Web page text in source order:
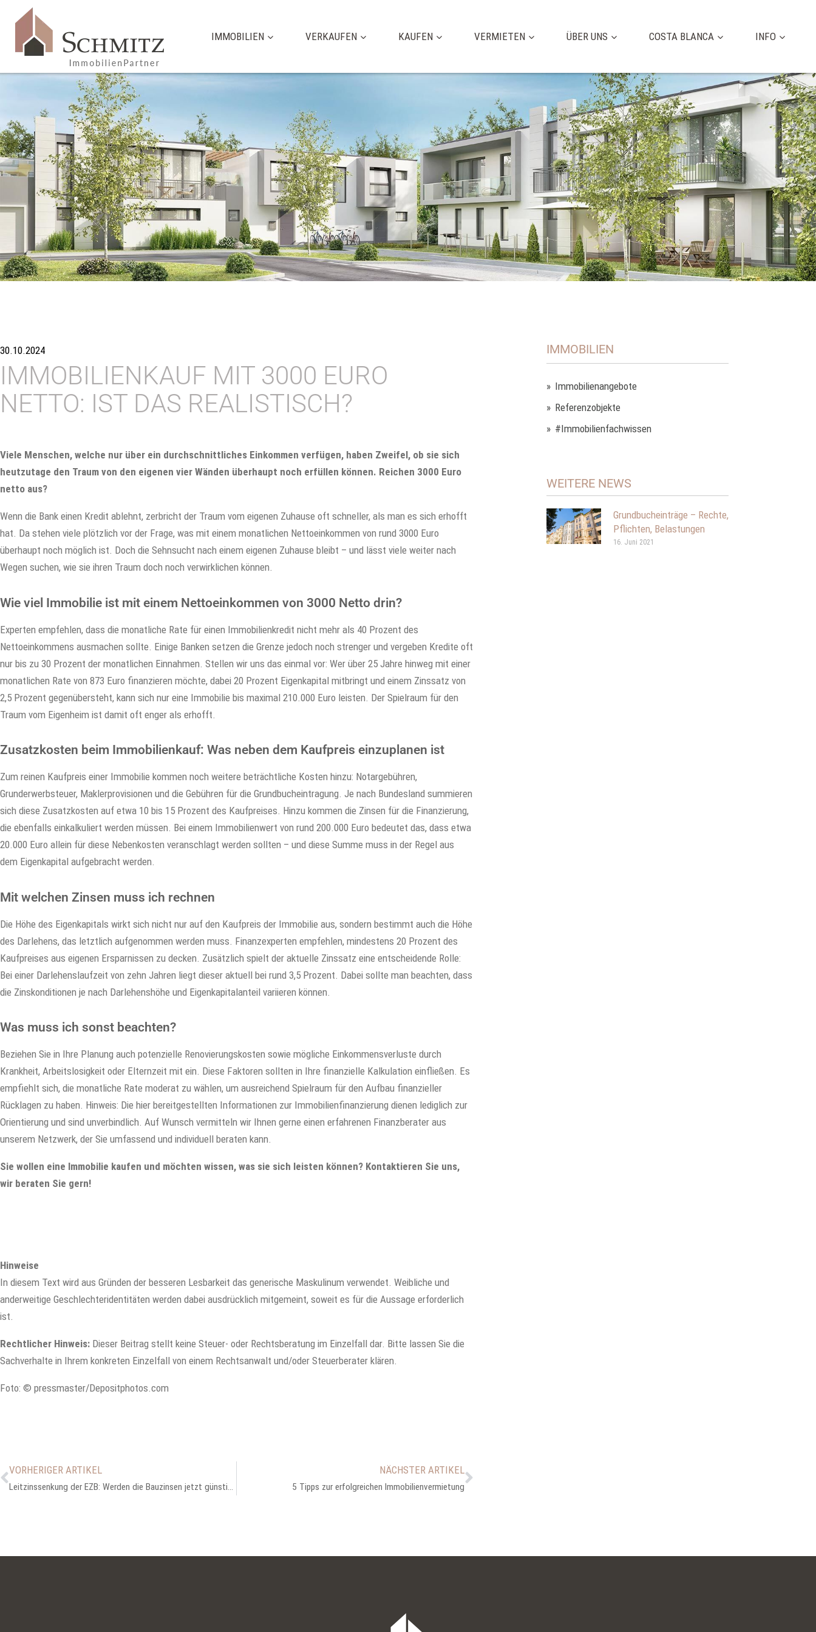
IMMOBILIEN VERKAUFEN KAUFEN VERMIETEN ÜBER UNS COSTA BLANCA INFO
30.10.2024
IMMOBILIENKAUF MIT 3000 EURO
NETTO: IST DAS REALISTISCH?
Viele Menschen, welche nur über ein durchschnittliches Einkommen verfügen, haben Zweifel, ob sie sich
heutzutage den Traum von den eigenen vier Wänden überhaupt noch erfüllen können. Reichen 3000 Euro
netto aus?
Wenn die Bank einen Kredit ablehnt, zerbricht der Traum vom eigenen Zuhause oft schneller, als man es sich erhofft
hat. Da stehen viele plötzlich vor der Frage, was mit einem monatlichen Nettoeinkommen von rund 3000 Euro
überhaupt noch möglich ist. Doch die Sehnsucht nach einem eigenen Zuhause bleibt – und lässt viele weiter nach
Wegen suchen, wie sie ihren Traum doch noch verwirklichen können.
Wie viel Immobilie ist mit einem Nettoeinkommen von 3000 Netto drin?
Experten empfehlen, dass die monatliche Rate für einen Immobilienkredit nicht mehr als 40 Prozent des
Nettoeinkommens ausmachen sollte. Einige Banken setzen die Grenze jedoch noch strenger und vergeben Kredite oft
nur bis zu 30 Prozent der monatlichen Einnahmen. Stellen wir uns das einmal vor: Wer über 25 Jahre hinweg mit einer
monatlichen Rate von 873 Euro finanzieren möchte, dabei 20 Prozent Eigenkapital mitbringt und einem Zinssatz von
2,5 Prozent gegenübersteht, kann sich nur eine Immobilie bis maximal 210.000 Euro leisten. Der Spielraum für den
Traum vom Eigenheim ist damit oft enger als erhofft.
Zusatzkosten beim Immobilienkauf: Was neben dem Kaufpreis einzuplanen ist
Zum reinen Kaufpreis einer Immobilie kommen noch weitere beträchtliche Kosten hinzu: Notargebühren,
Grunderwerbsteuer, Maklerprovisionen und die Gebühren für die Grundbucheintragung. Je nach Bundesland summieren
sich diese Zusatzkosten auf etwa 10 bis 15 Prozent des Kaufpreises. Hinzu kommen die Zinsen für die Finanzierung,
die ebenfalls einkalkuliert werden müssen. Bei einem Immobilienwert von rund 200.000 Euro bedeutet das, dass etwa
20.000 Euro allein für diese Nebenkosten veranschlagt werden sollten – und diese Summe muss in der Regel aus
dem Eigenkapital aufgebracht werden.
Mit welchen Zinsen muss ich rechnen
Die Höhe des Eigenkapitals wirkt sich nicht nur auf den Kaufpreis der Immobilie aus, sondern bestimmt auch die Höhe
des Darlehens, das letztlich aufgenommen werden muss. Finanzexperten empfehlen, mindestens 20 Prozent des
Kaufpreises aus eigenen Ersparnissen zu decken. Zusätzlich spielt der aktuelle Zinssatz eine entscheidende Rolle:
Bei einer Darlehenslaufzeit von zehn Jahren liegt dieser aktuell bei rund 3,5 Prozent. Dabei sollte man beachten, dass
die Zinskonditionen je nach Darlehenshöhe und Eigenkapitalanteil variieren können.
Was muss ich sonst beachten?
Beziehen Sie in Ihre Planung auch potenzielle Renovierungskosten sowie mögliche Einkommensverluste durch
Krankheit, Arbeitslosigkeit oder Elternzeit mit ein. Diese Faktoren sollten in Ihre finanzielle Kalkulation einfließen. Es
empfiehlt sich, die monatliche Rate moderat zu wählen, um ausreichend Spielraum für den Aufbau finanzieller
Rücklagen zu haben. Hinweis: Die hier bereitgestellten Informationen zur Immobilienfinanzierung dienen lediglich zur
Orientierung und sind unverbindlich. Auf Wunsch vermitteln wir Ihnen gerne einen erfahrenen Finanzberater aus
unserem Netzwerk, der Sie umfassend und individuell beraten kann.
Sie wollen eine Immobilie kaufen und möchten wissen, was sie sich leisten können? Kontaktieren Sie uns,
wir beraten Sie gern!
Hinweise
In diesem Text wird aus Gründen der besseren Lesbarkeit das generische Maskulinum verwendet. Weibliche und
anderweitige Geschlechteridentitäten werden dabei ausdrücklich mitgemeint, soweit es für die Aussage erforderlich
ist.
Rechtlicher Hinweis: Dieser Beitrag stellt keine Steuer- oder Rechtsberatung im Einzelfall dar. Bitte lassen Sie die
Sachverhalte in Ihrem konkreten Einzelfall von einem Rechtsanwalt und/oder Steuerberater klären.
Foto: © pressmaster/Depositphotos.com
VORHERIGER ARTIKEL
Leitzinssenkung der EZB: Werden die Bauzinsen jetzt günstiger?
NÄCHSTER ARTIKEL
5 Tipps zur erfolgreichen Immobilienvermietung
IMMOBILIEN
Immobilienangebote
Referenzobjekte
#Immobilienfachwissen
WEITERE NEWS
Grundbucheinträge – Rechte,
Pflichten, Belastungen
16. Juni 2021